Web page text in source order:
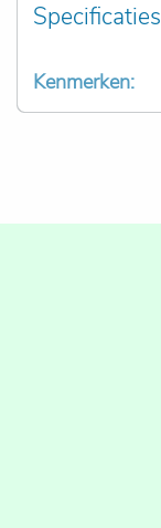
Specificaties
Kenmerken: